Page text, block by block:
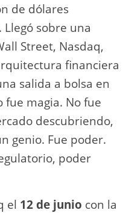
de dólares
sobre una
Street, Nasdaq,
financiera
salida a bolsa en
fue magia. No fue
descubriendo,
genio. Fue poder.
poder
el 12 de junio con la